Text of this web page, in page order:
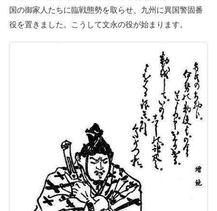
国の御家人たちに臨戦態勢を取らせ、九州に異国警固番
役を置きました。こうして文永の役が始まります。